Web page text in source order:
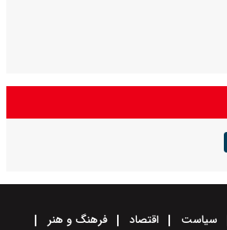
سیاست اقتصاد
فرهنگ و هنر